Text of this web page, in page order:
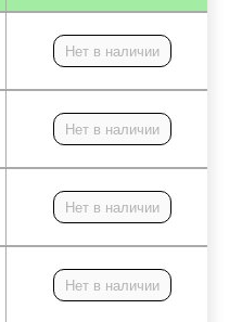
Нет в наличии
Нет в наличии
Нет в наличии
Нет в наличии